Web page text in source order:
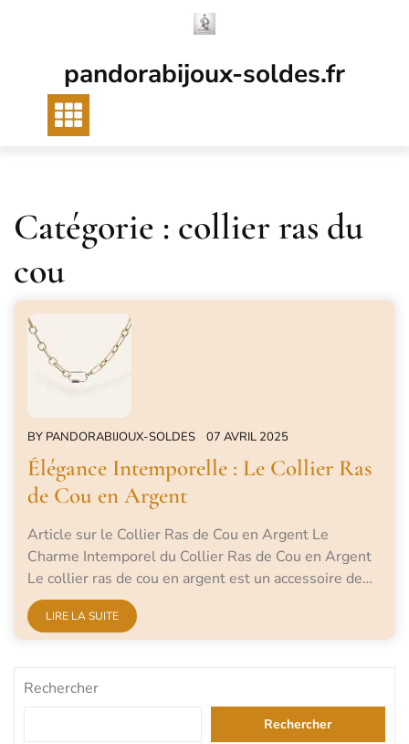
pandorabijoux-soldes.fr
Catégorie : collier ras du
cou
BY PANDORABIJOUX-SOLDES 07 AVRIL 2025
Élégance Intemporelle : Le Collier Ras
de Cou en Argent
Article sur le Collier Ras de Cou en Argent Le
Charme Intemporel du Collier Ras de Cou en Argent
Le collier ras de cou en argent est un accessoire de…
LIRE LA SUITE
Rechercher
Rechercher